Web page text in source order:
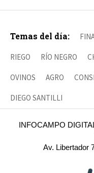
Temas del día:
RIEGO RÍO NEGRO
OVINOS AGRO
DIEGO SANTILLI
INFOCAMPO
Av. Libertador